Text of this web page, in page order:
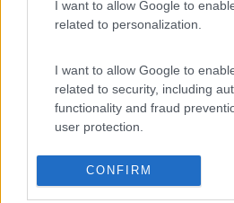
I want to allow Google to
related to personalization.
I want to allow Google to
related to security, including
functionality and fraud
user protection.
CONFIRM
modo si avranno mappe sempre
http://www.janboersma.nl/gett/h...
Costo ... zero ... ovviamente[:)]